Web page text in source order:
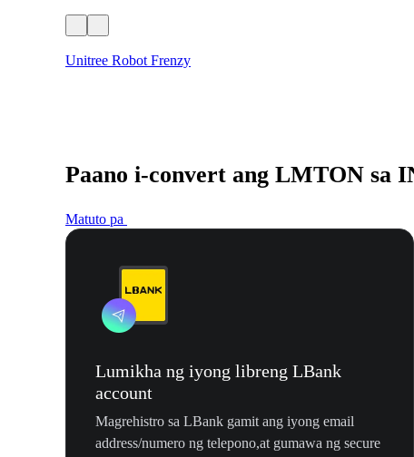
Unitree Robot Frenzy
Paano i-convert ang LMTON sa
Matuto pa
Lumikha ng iyong libreng LBank
account
Magrehistro sa LBank gamit ang iyong email
address/numero ng telepono,at gumawa ng secure